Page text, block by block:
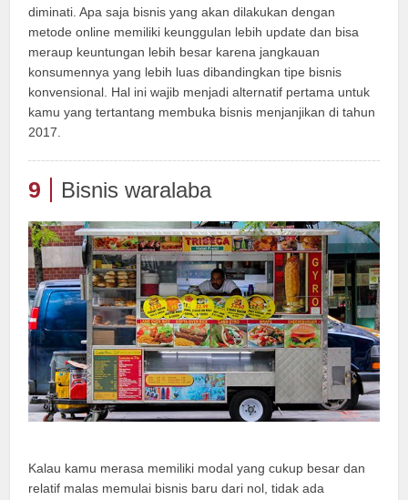
diminati. Apa saja bisnis yang akan dilakukan dengan
metode online memiliki keunggulan lebih update dan bisa
meraup keuntungan lebih besar karena jangkauan
konsumennya yang lebih luas dibandingkan tipe bisnis
konvensional. Hal ini wajib menjadi alternatif pertama untuk
kamu yang tertantang membuka bisnis menjanjikan di tahun
2017.
9 Bisnis waralaba
Kalau kamu merasa memiliki modal yang cukup besar dan
relatif malas memulai bisnis baru dari nol, tidak ada